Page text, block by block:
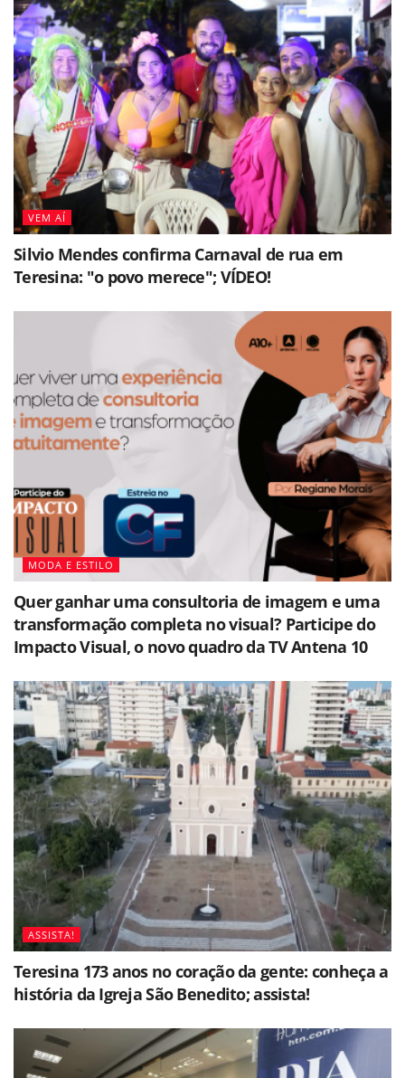
VEM AÍ
Silvio Mendes confirma Carnaval de rua em
Teresina: "o povo merece"; VÍDEO!
MODA E ESTILO
Quer ganhar uma consultoria de imagem e uma
transformação completa no visual? Participe do
Impacto Visual, o novo quadro da TV Antena 10
ASSISTA!
Teresina 173 anos no coração da gente: conheça a
história da Igreja São Benedito; assista!